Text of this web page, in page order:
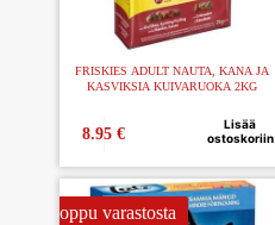
FRISKIES ADULT NAUTA, KANA JA
KASVIKSIA KUIVARUOKA 2KG
8.95€
Lisää
ostoskoriin
Loppu varastosta